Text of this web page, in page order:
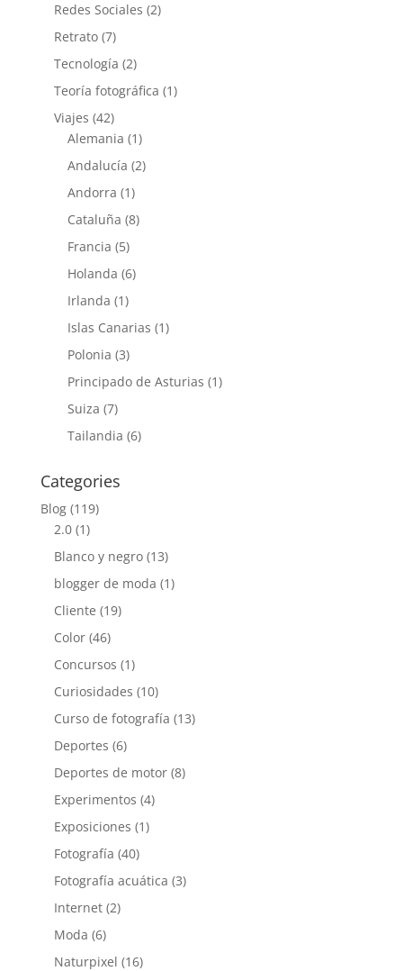
Redes Sociales (2)
Retrato(7)
Tecnología (2)
Teoría fotográfica (1)
Viajes (42)
Alemania (1)
Andalucía (2)
Andorra (1)
Cataluña (8)
Francia (5)
Holanda (6)
Irlanda (1)
Islas Canarias (1)
Polonia (3)
Principado de Asturias (1)
Suiza (7)
Tailandia (6)
Categories
Blog(119)
2.0(1)
Blanco y negro(13)
blogger de moda (1)
Cliente (19)
Color(46)
Concursos (1)
Curiosidades (10)
Curso de fotografía (13)
Deportes (6)
Deportes de motor(8)
Experimentos (4)
Exposiciones (1)
Fotografía (40)
Fotografía acuática (3)
Internet(2)
Moda (6)
Naturpixel (16)